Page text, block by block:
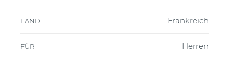
LAND Frankreich
FÜR Herren